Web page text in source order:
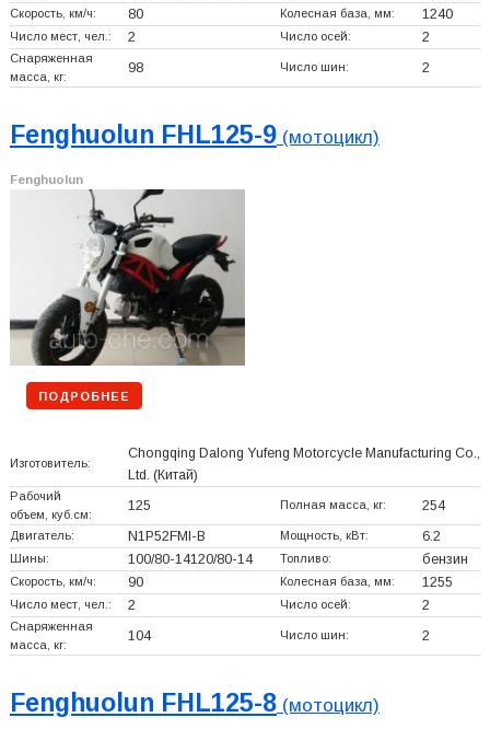
Скорость, км/ч: 80 Колесная база, мм: 1240
Число мест, чел.: 2 Число осей: 2
Снаряженная
масса, кг:
98 Число шин: 2
Fenghuolun FHL125-9(мотоцикл)
Fenghuolun
ПОДРОБНЕЕ
Изготовитель:
Chongqing Dalong Yufeng Motorcycle Manufacturing Co.,
Ltd. (Китай)
Рабочий
объем, куб.см:
125 Полная масса, кг: 254
Двигатель: N1P52FMI-B Мощность, кВт: 6.2
Шины: 100/80-14120/80-14 Топливо: бензин
Скорость, км/ч: 90 Колесная база, мм: 1255
Число мест, чел.: 2 Число осей: 2
Снаряженная
масса, кг:
104 Число шин: 2
Fenghuolun FHL125-8(мотоцикл)